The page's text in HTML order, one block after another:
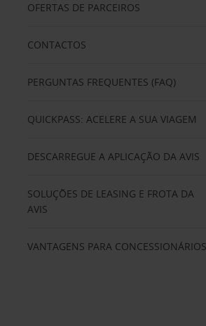
OFERTAS DE PARCEIROS
CONTACTOS
PERGUNTAS FREQUENTES (FAQ)
QUICKPASS: ACELERE A SUA VIAGEM
DESCARREGUE A APLICAÇÃO DA AVIS
SOLUÇÕES DE LEASING E FROTA DA
AVIS
VANTAGENS PARA CONCESSIONÁRIOS